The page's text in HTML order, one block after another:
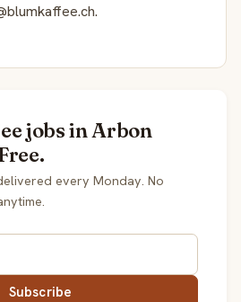
jobs in Arbon
every Monday. No
Subscribe